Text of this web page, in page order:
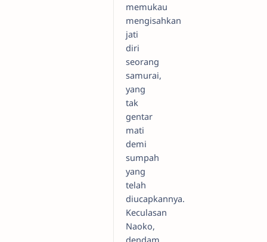
memukau
mengisahkan
jati
diri
seorang
samurai,
yang
tak
gentar
mati
demi
sumpah
yang
telah
diucapkannya.
Keculasan
Naoko,